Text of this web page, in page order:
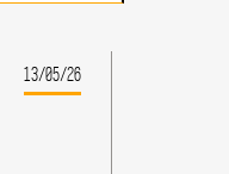
13/05/26